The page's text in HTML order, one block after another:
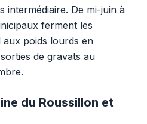
intermédiaire. De mi-juin à
ferment les
poids lourds en
de gravats au
du Roussillon et